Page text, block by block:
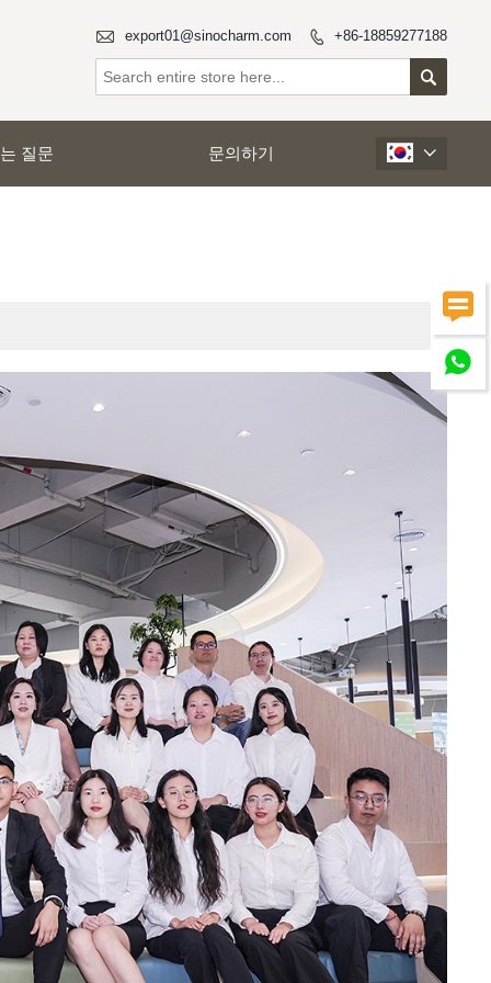


 export01@sinocharm.com  +86-18859277188

질문 문의하기 